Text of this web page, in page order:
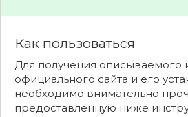
Как пользоваться
Для получения описываемого
официального сайта и его
необходимо внимательно
предоставленную ниже